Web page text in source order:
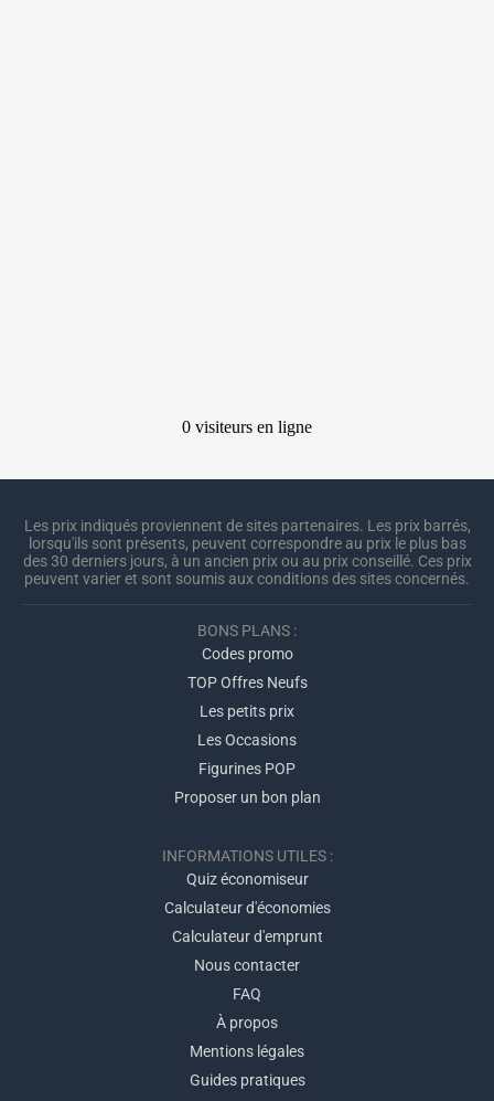
Les prix indiqués proviennent de sites partenaires. Les prix barrés,
lorsqu'ils sont présents, peuvent correspondre au prix le plus bas
des 30 derniers jours, à un ancien prix ou au prix conseillé. Ces prix
peuvent varier et sont soumis aux conditions des sites concernés.
BONS PLANS :
Codes promo
TOP Offres Neufs
Les petits prix
Les Occasions
Figurines POP
Proposer un bon plan
INFORMATIONS UTILES :
Quiz économiseur
Calculateur d'économies
Calculateur d'emprunt
Nous contacter
FAQ
À propos
Mentions légales
Guides pratiques